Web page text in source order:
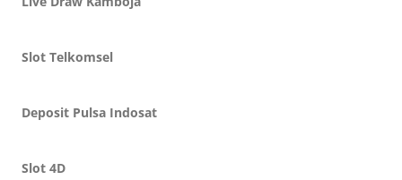
Slot Telkomsel
Deposit Pulsa Indosat
Slot 4D